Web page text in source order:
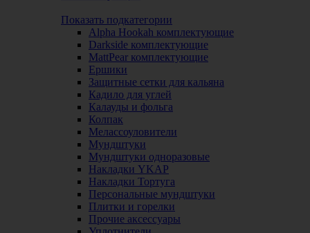
Показать подкатегории
Alpha Hookah комплектующие
Darkside комплектующие
MattPear комплектующие
Ершики
Защитные сетки для кальяна
Кадило для углей
Калауды и фольга
Колпак
Мелассоуловители
Мундштуки
Мундштуки одноразовые
Накладки YKAP
Накладки Тортуга
Персональные мундштуки
Плитки и горелки
Прочие аксессуары